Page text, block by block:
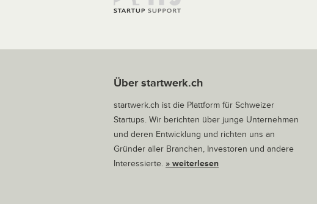
Über startwerk.ch
startwerk.ch ist die Plattform für Schweizer
Startups. Wir berichten über junge Unternehmen
und deren Entwicklung und richten uns an
Gründer aller Branchen, Investoren und andere
Interessierte. » weiterlesen